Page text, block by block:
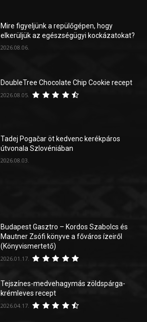
Mire figyeljünk a repülőgépen, hogy
elkerüljük az egészségügyi kockázatokat?
2026.08.06.
DoubleTree Chocolate Chip Cookie recept
2026.08.05.
Tadej Pogačar öt kedvenc kerékpáros
útvonala Szlovéniában
2026.08.03.
Budapest Gasztro – Kordos Szabolcs és
Mautner Zsófi könyve a főváros ízeiről
(Könyvismertető)
2026.01.17.
Tejszínes-medvehagymás zöldspárga-
krémleves recept
2026.04.17.